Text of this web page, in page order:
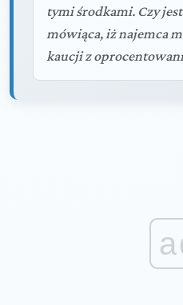
tymi środkami. Czy
mówiąca, iż najemca
kaucji z